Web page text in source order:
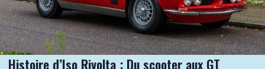
Histoire d’Iso Rivolta : Du scooter aux GT